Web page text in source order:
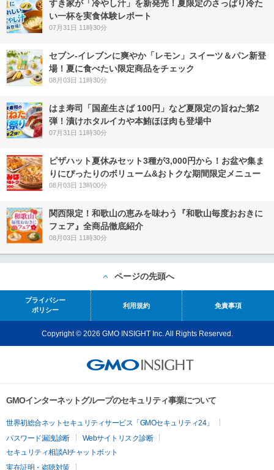
すき家が「冷やし汁」を新発売！夏限定のさっぱり冷た
い一杯を実食体験レポート
07月31日 11時30分
セブン‐イレブンに爽やか「レモン」スイーツ＆パン新登
場！夏に食べたい限定商品をチェック
08月03日 11時30分
はま寿司「国産生さば 100円」など夏限定の旨ねた第2
弾！漬けホタルイカや本鮪ほほ肉も登場中
07月31日 11時30分
ピザハット夏休みセット3種が3,000円から！お盆や集ま
りにぴったりのボリューム&おトクな期間限定メニュー
08月03日 13時00分
関西限定！和歌山の恵みを味わう『和歌山毎度おおきに
フェア』全商品徹底紹介
08月03日 11時30分
ページの先頭へ
プライバシー
ポリシー
利用規約 免責事項
Copyright © 2026 GMO INSIGHT Inc. All Rights Reserved.
GMOインターネットグループのセキュリティ事業について
世界初総合ネットセキュリティサービス「GMOセキュリティ24」
パスワード漏洩診断
Webサイトリスク診断
セキュリティ相談AIチャットボット
実在証明・盗聴対策